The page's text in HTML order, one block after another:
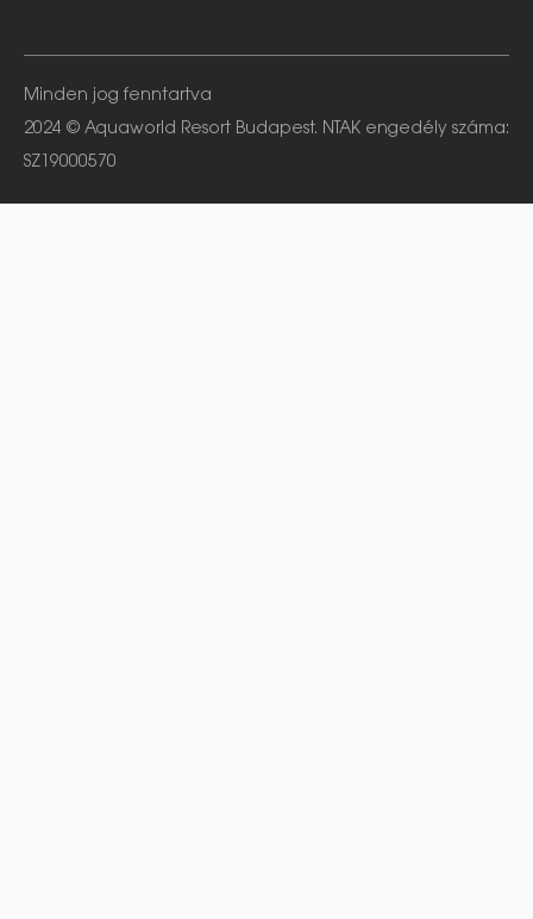
Minden jog fenntartva
2024 © Aquaworld Resort Budapest. NTAK engedély száma:
SZ19000570